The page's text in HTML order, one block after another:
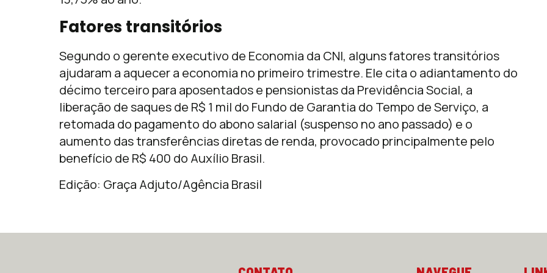
Fatores transitórios
Segundo o gerente executivo de Economia da CNI, alguns fatores transitórios
ajudaram a aquecer a economia no primeiro trimestre. Ele cita o adiantamento do
décimo terceiro para aposentados e pensionistas da Previdência Social, a
liberação de saques de R$ 1 mil do Fundo de Garantia do Tempo de Serviço, a
retomada do pagamento do abono salarial (suspenso no ano passado) e o
aumento das transferências diretas de renda, provocado principalmente pelo
benefício de R$ 400 do Auxílio Brasil.
Edição: Graça Adjuto/Agência Brasil